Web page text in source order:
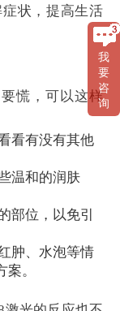
状，提高生活
慌，可以这样
看有没有其他
温和的润肤
部位，以免引
肿、水泡等情
。
我
要
咨
询